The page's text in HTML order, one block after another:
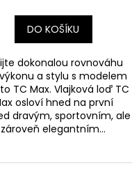
DO KOŠÍKU
dokonalou rovnováhu
a stylu s modelem
TC Max. Vlajková loď TC
osloví hned na první
dravým, sportovním, ale
zároveň elegantním...